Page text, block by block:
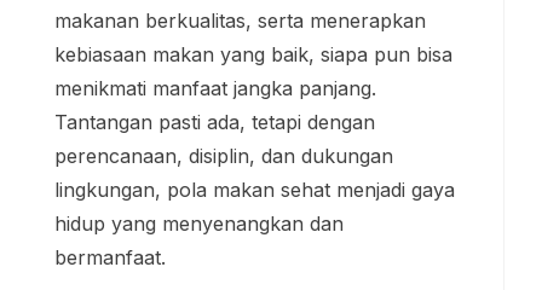
makanan berkualitas, serta menerapkan
kebiasaan makan yang baik, siapa pun bisa
menikmati manfaat jangka panjang.
Tantangan pasti ada, tetapi dengan
perencanaan, disiplin, dan dukungan
lingkungan, pola makan sehat menjadi gaya
hidup yang menyenangkan dan
bermanfaat.